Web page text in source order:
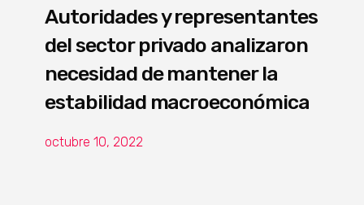
Autoridades y representantes
del sector privado analizaron
necesidad de mantener la
estabilidad macroeconómica
octubre 10, 2022